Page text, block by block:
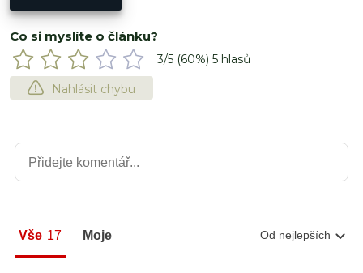
Co si myslíte o článku?
3/5 (60%) 5 hlasů
Nahlásit chybu